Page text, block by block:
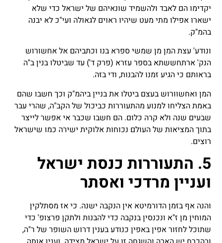
יקדימו הם לאבד ולהשמיד שונאיהם של ישראל כדי שלא
ישארו אפילו מתי מעט שיהיו ראוים לגאולה ועי"כ לא יבנה
בהמ"ק.
ונודע' עצת המן מן שמשי ספרא בנו וכתביהם אל אחשורוש
הנק' ארתחששתא בספר עזרא (פרק ד') עד שביטלו בנין ב"ה
בראותם כי הגיע זמנו להבנות, ודי בזה.
המן ואחשוורוש בעצם ביטלו את בניין ביהמ"ק וכך חשבו שהם
באמת הצליחו למנוע מהתעוררות כביכול של הקב"ה, שהרי עבר
שבעים שנה ולא קרה כלום. הם חשבו שכבר אי אפשר לייצר
בתוך המציאות של העולם נכוחות אלוקית ישירה כמו שישראל
רוצים.
5. התעוררות כנסת ישראל
ועניין מרדכי ואסתר
והנה אף בזמן הדורמיטא אין הנקבה ישנה. כי אז מסתלקין
המוחין מן ז"א ונכנסין בנקבה כדי להבנות ולתקן פרצופ' כדי
שתוכל לחזור אפין באפין כנודע בענין דרוש השופר של ר"ה,